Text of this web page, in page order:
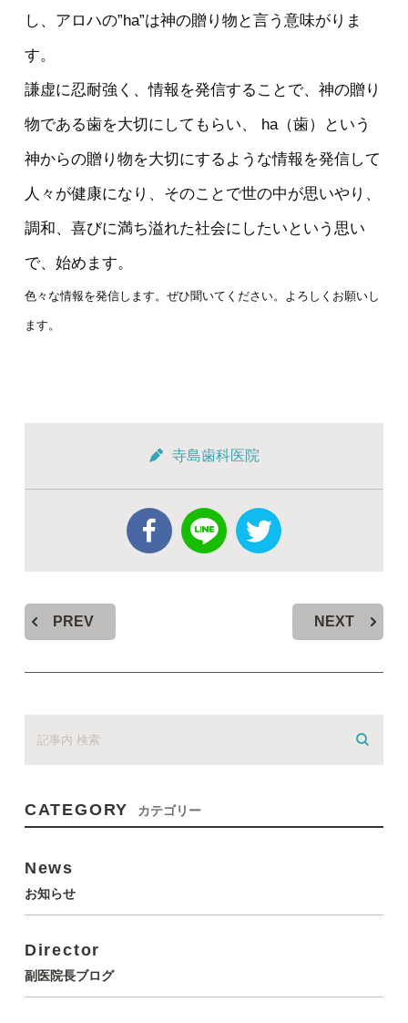
し、アロハの”ha”は神の贈り物と言う意味がりま
す。
謙虚に忍耐強く、情報を発信することで、神の贈り
物である歯を大切にしてもらい、 ha（歯）という
神からの贈り物を大切にするような情報を発信して
人々が健康になり、そのことで世の中が思いやり、
調和、喜びに満ち溢れた社会にしたいという思い
で、始めます。
色々な情報を発信します。ぜひ聞いてください。よろしくお願いし
ます。
寺島歯科医院
PREV NEXT
CATEGORY カテゴリー
News
お知らせ
Director
副医院長ブログ